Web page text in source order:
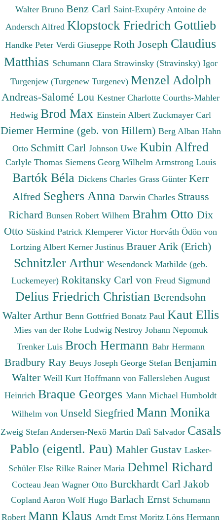
Walter Bruno Benz Carl Saint-Exupéry Antoine de
Andersch Alfred Klopstock Friedrich Gottlieb
Handke Peter Verdi Giuseppe Roth Joseph Claudius
Matthias Schumann Clara Strawinsky (Stravinsky) Igor
Turgenjew (Turgenew Turgenev) Menzel Adolph
Andreas-Salomé Lou Kestner Charlotte Courths-Mahler
Hedwig Brod Max Einstein Albert Zuckmayer Carl
Diemer Hermine (geb. von Hillern) Berg Alban Hahn
Otto Schmitt Carl Johnson Uwe Kubin Alfred
Carlyle Thomas Siemens Georg Wilhelm Armstrong Louis
Bartók Béla Dickens Charles Grass Günter Kerr
Alfred Seghers Anna Darwin Charles Strauss
Richard Bunsen Robert Wilhem Brahm Otto Dix
Otto Süskind Patrick Klemperer Victor Horváth Ödön von
Lortzing Albert Kerner Justinus Brauer Arik (Erich)
Schnitzler Arthur Wesendonck Mathilde (geb.
Luckemeyer) Rokitansky Carl von Freud Sigmund
Delius Friedrich Christian Berendsohn
Walter Arthur Benn Gottfried Bonatz Paul Kaut Ellis
Mies van der Rohe Ludwig Nestroy Johann Nepomuk
Trenker Luis Broch Hermann Bahr Hermann
Bradbury Ray Beuys Joseph George Stefan Benjamin
Walter Weill Kurt Hoffmann von Fallersleben August
Heinrich Braque Georges Mann Michael Humboldt
Wilhelm von Unseld Siegfried Mann Monika
Zweig Stefan Andersen-Nexö Martin Dalì Salvador Casals
Pablo (eigentl. Pau) Mahler Gustav Lasker-
Schüler Else Rilke Rainer Maria Dehmel Richard
Cocteau Jean Wagner Otto Burckhardt Carl Jakob
Copland Aaron Wolf Hugo Barlach Ernst Schumann
Robert Mann Klaus Arndt Ernst Moritz Löns Hermann